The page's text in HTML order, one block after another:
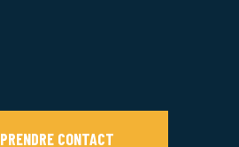
PRENDRE CONTACT